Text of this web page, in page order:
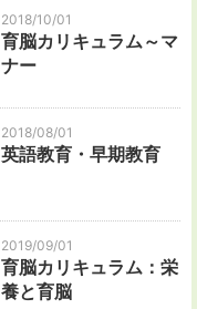
2018/10/01
育脳カリキュラム～マ
ナー
2018/08/01
英語教育・早期教育
2019/09/01
育脳カリキュラム：栄
養と育脳